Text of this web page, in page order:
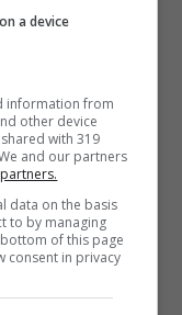
for
a device
information from
other device
with 319
and our partners
data on the basis
to by managing
of this page
consent in privacy